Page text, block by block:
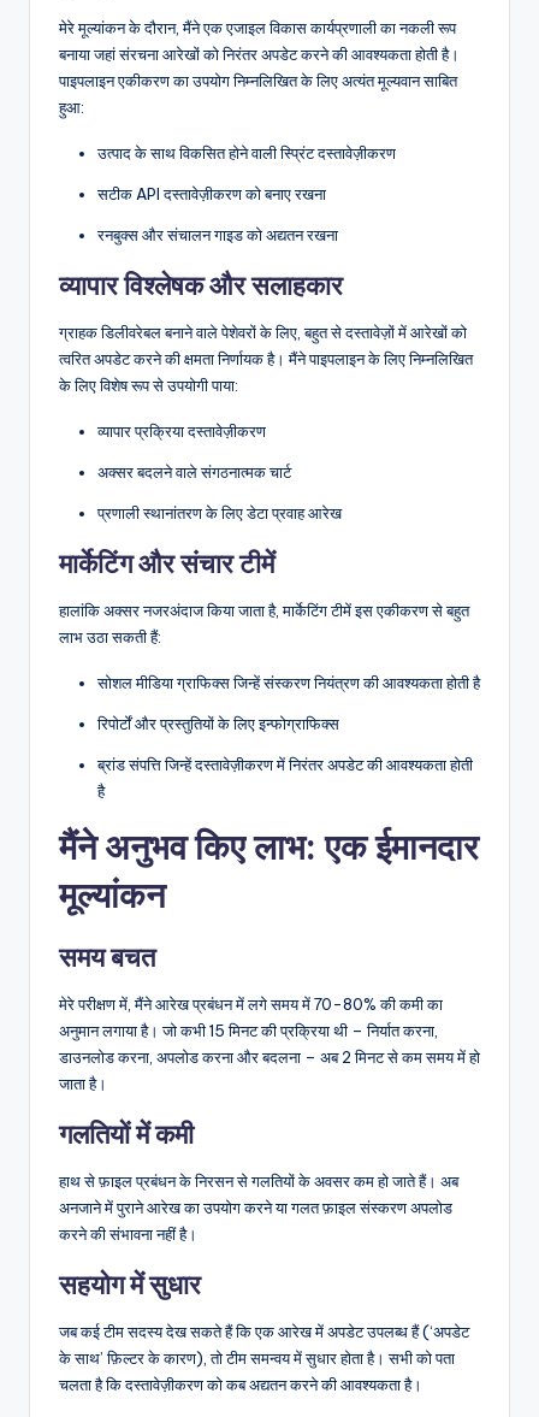
मेरे मूल्यांकन के दौरान, मैंने एक एजाइल विकास कार्यप्रणाली का नकली रूप
बनाया जहां संरचना आरेखों को निरंतर अपडेट करने की आवश्यकता होती है।
पाइपलाइन एकीकरण का उपयोग निम्नलिखित के लिए अत्यंत मूल्यवान साबित
हुआ:
उत्पाद के साथ विकसित होने वाली स्प्रिंट दस्तावेज़ीकरण
सटीक API दस्तावेज़ीकरण को बनाए रखना
रनबुक्स और संचालन गाइड को अद्यतन रखना
व्यापार विश्लेषक और सलाहकार
ग्राहक डिलीवरेबल बनाने वाले पेशेवरों के लिए, बहुत से दस्तावेज़ों में आरेखों को
त्वरित अपडेट करने की क्षमता निर्णायक है। मैंने पाइपलाइन के लिए निम्नलिखित
के लिए विशेष रूप से उपयोगी पाया:
व्यापार प्रक्रिया दस्तावेज़ीकरण
अक्सर बदलने वाले संगठनात्मक चार्ट
प्रणाली स्थानांतरण के लिए डेटा प्रवाह आरेख
मार्केटिंग और संचार टीमें
हालांकि अक्सर नजरअंदाज किया जाता है, मार्केटिंग टीमें इस एकीकरण से बहुत
लाभ उठा सकती हैं:
सोशल मीडिया ग्राफिक्स जिन्हें संस्करण नियंत्रण की आवश्यकता होती है
रिपोर्टों और प्रस्तुतियों के लिए इन्फोग्राफिक्स
ब्रांड संपत्ति जिन्हें दस्तावेज़ीकरण में निरंतर अपडेट की आवश्यकता होती
है
मैंने अनुभव किए लाभ: एक ईमानदार
मूल्यांकन
समय बचत
मेरे परीक्षण में, मैंने आरेख प्रबंधन में लगे समय में 70-80% की कमी का
अनुमान लगाया है। जो कभी 15 मिनट की प्रक्रिया थी – निर्यात करना,
डाउनलोड करना, अपलोड करना और बदलना – अब 2 मिनट से कम समय में हो
जाता है।
गलतियों में कमी
हाथ से फ़ाइल प्रबंधन के निरसन से गलतियों के अवसर कम हो जाते हैं। अब
अनजाने में पुराने आरेख का उपयोग करने या गलत फ़ाइल संस्करण अपलोड
करने की संभावना नहीं है।
सहयोग में सुधार
जब कई टीम सदस्य देख सकते हैं कि एक आरेख में अपडेट उपलब्ध हैं (‘अपडेट
के साथ’ फ़िल्टर के कारण), तो टीम समन्वय में सुधार होता है। सभी को पता
चलता है कि दस्तावेज़ीकरण को कब अद्यतन करने की आवश्यकता है।